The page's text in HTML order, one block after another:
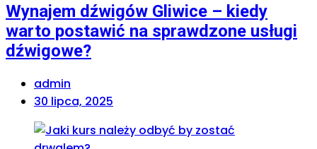
Wynajem dźwigów Gliwice – kiedy
warto postawić na sprawdzone usługi
dźwigowe?
admin
30 lipca, 2025